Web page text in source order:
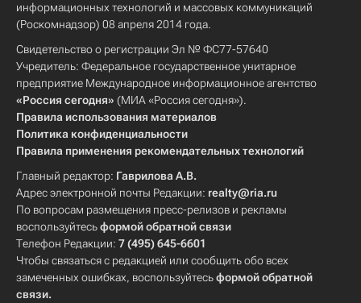
информационных технологий и массовых коммуникаций
(Роскомнадзор) 08 апреля 2014 года.
Свидетельство о регистрации Эл № ФС77-57640
Учредитель: Федеральное государственное унитарное
предприятие Международное информационное агентство
«Россия сегодня» (МИА «Россия сегодня»).
Правила использования материалов
Политика конфиденциальности
Правила применения рекомендательных технологий
Главный редактор: Гаврилова А.В.
Адрес электронной почты Редакции: realty@ria.ru
По вопросам размещения пресс-релизов и рекламы
воспользуйтесьформой обратной связи
Телефон Редакции: 7 (495) 645-6601
Чтобы связаться с редакцией или сообщить обо всех
замеченных ошибках, воспользуйтесьформой обратной
связи.